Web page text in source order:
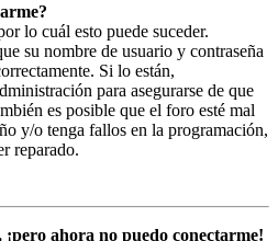
lo cuál esto puede suceder.
su nombre de usuario y contraseña
Si lo están,
para asegurarse de que
es posible que el foro esté mal
y/o tenga fallos en la programación,
reparado.
ahora no puedo conectarme!